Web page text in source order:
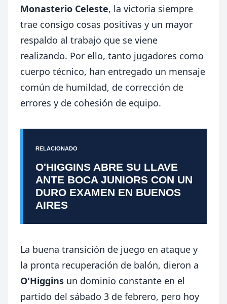
Monasterio Celeste, la victoria siempre
trae consigo cosas positivas y un mayor
respaldo al trabajo que se viene
realizando. Por ello, tanto jugadores como
cuerpo técnico, han entregado un mensaje
común de humildad, de corrección de
errores y de cohesión de equipo.
RELACIONADO
O'HIGGINS ABRE SU LLAVE
ANTE BOCA JUNIORS CON UN
DURO EXAMEN EN BUENOS
AIRES
La buena transición de juego en ataque y
la pronta recuperación de balón, dieron a
O'Higgins un dominio constante en el
partido del sábado 3 de febrero, pero hoy